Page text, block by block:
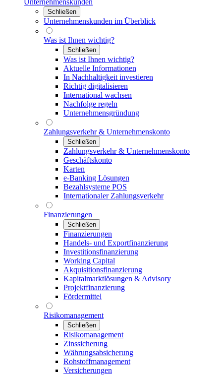
Unternehmenskunden
Schließen
Unternehmenskunden im Überblick
Was ist Ihnen wichtig?
Schließen
Was ist Ihnen wichtig?
Aktuelle Informationen
In Nachhaltigkeit investieren
Richtig digitalisieren
International wachsen
Nachfolge regeln
Unternehmensgründung
Zahlungsverkehr & Unternehmenskonto
Schließen
Zahlungsverkehr & Unternehmenskonto
Geschäftskonto
Karten
e-Banking Lösungen
Bezahlsysteme POS
Internationaler Zahlungsverkehr
Finanzierungen
Schließen
Finanzierungen
Handels- und Exportfinanzierung
Investitionsfinanzierung
Working Capital
Akquisitionsfinanzierung
Kapitalmarktlösungen & Advisory
Projektfinanzierung
Fördermittel
Risikomanagement
Schließen
Risikomanagement
Zinssicherung
Währungsabsicherung
Rohstoffmanagement
Versicherungen